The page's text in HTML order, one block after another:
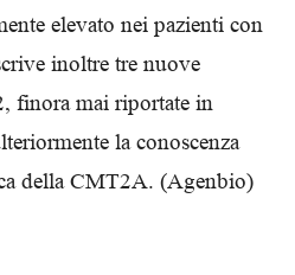
elevato nei pazienti con
inoltre tre nuove
finora mai riportate in
la conoscenza
della CMT2A. (Agenbio)